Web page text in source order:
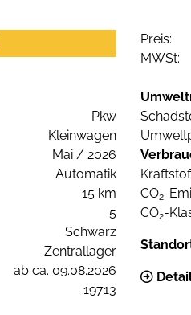
Preis:
MWSt:
Pkw
Kleinwagen
Mai / 2026
Automatik
15 km
5
Schwarz
Zentrallager
ab ca. 09.08.2026
19713
CO2-
CO2-